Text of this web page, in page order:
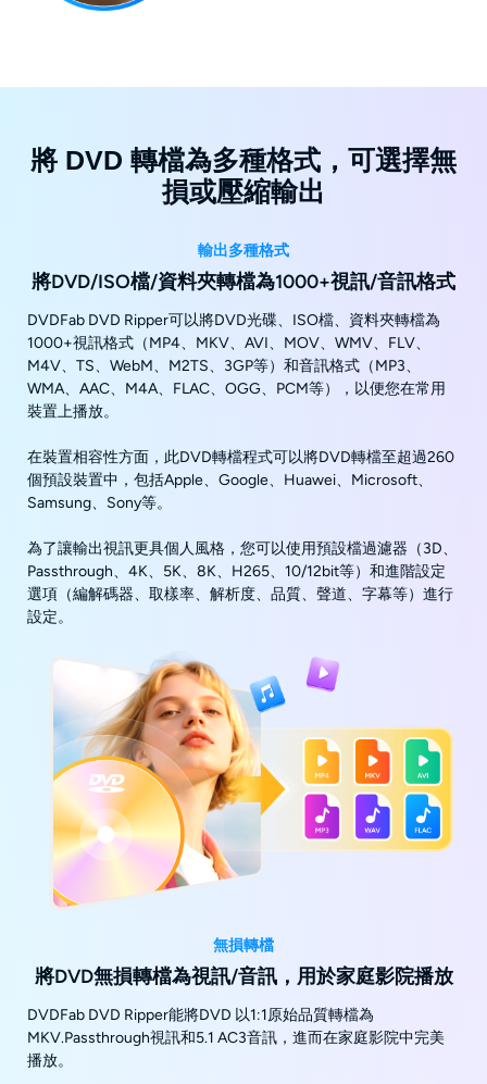
將 DVD 轉檔為多種格式，可選擇無
損或壓縮輸出
輸出多種格式
將DVD/ISO檔/資料夾轉檔為1000+視訊/音訊格式
DVDFab DVD Ripper可以將DVD光碟、ISO檔、資料夾轉檔為
1000+視訊格式（MP4、MKV、AVI、MOV、WMV、FLV、
M4V、TS、WebM、M2TS、3GP等）和音訊格式（MP3、
WMA、AAC、M4A、FLAC、OGG、PCM等），以便您在常用
裝置上播放。
在裝置相容性方面，此DVD轉檔程式可以將DVD轉檔至超過260
個預設裝置中，包括Apple、Google、Huawei、Microsoft、
Samsung、Sony等。
為了讓輸出視訊更具個人風格，您可以使用預設檔過濾器（3D、
Passthrough、4K、5K、8K、H265、10/12bit等）和進階設定
選項（編解碼器、取樣率、解析度、品質、聲道、字幕等）進行
設定。
無損轉檔
將DVD無損轉檔為視訊/音訊，用於家庭影院播放
DVDFab DVD Ripper能將DVD 以1:1原始品質轉檔為
MKV.Passthrough視訊和5.1 AC3音訊，進而在家庭影院中完美
播放。